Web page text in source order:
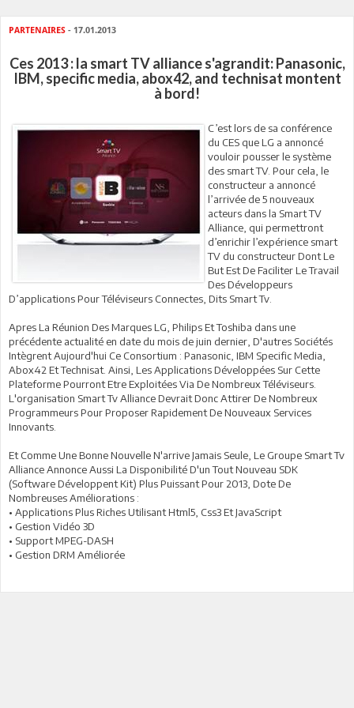
PARTENAIRES - 17.01.2013
Ces 2013 : la smart TV alliance s'agrandit: Panasonic,
IBM, specific media, abox42, and technisat montent
à bord!
C’est lors de sa conférence
du CES que LG a annoncé
vouloir pousser le système
des smart TV. Pour cela, le
constructeur a annoncé
l’arrivée de 5 nouveaux
acteurs dans la Smart TV
Alliance, qui permettront
d’enrichir l’expérience smart
TV du constructeur Dont Le
But Est De Faciliter Le Travail
Des Développeurs
D’applications Pour Téléviseurs Connectes, Dits Smart Tv.
Apres La Réunion Des Marques LG, Philips Et Toshiba dans une
précédente actualité en date du mois de juin dernier, D'autres Sociétés
Intègrent Aujourd'hui Ce Consortium : Panasonic, IBM Specific Media,
Abox42 Et Technisat. Ainsi, Les Applications Développées Sur Cette
Plateforme Pourront Etre Exploitées Via De Nombreux Téléviseurs.
L'organisation Smart Tv Alliance Devrait Donc Attirer De Nombreux
Programmeurs Pour Proposer Rapidement De Nouveaux Services
Innovants.
Et Comme Une Bonne Nouvelle N'arrive Jamais Seule, Le Groupe Smart Tv
Alliance Annonce Aussi La Disponibilité D'un Tout Nouveau SDK
(Software Développent Kit) Plus Puissant Pour 2013, Dote De
Nombreuses Améliorations :
• Applications Plus Riches Utilisant Html5, Css3 Et JavaScript
• Gestion Vidéo 3D
• Support MPEG-DASH
• Gestion DRM Améliorée